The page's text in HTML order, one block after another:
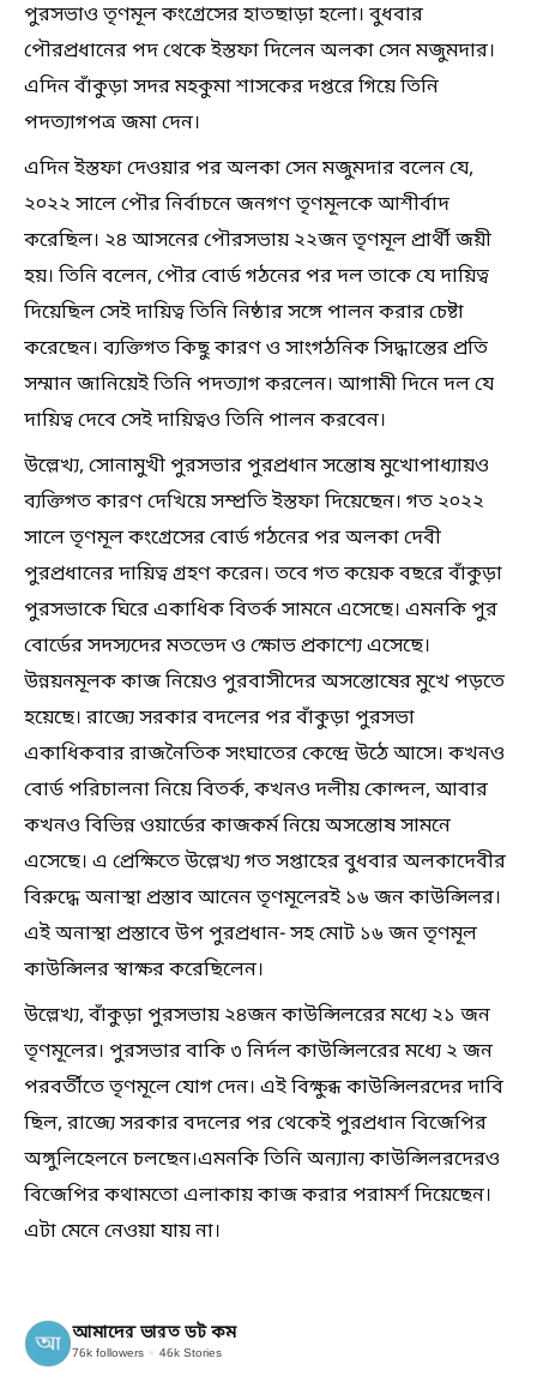
পুরসভাও তৃণমূল কংগ্রেসের হাতছাড়া হলো। বুধবার
পৌরপ্রধানের পদ থেকে ইস্তফা দিলেন অলকা সেন মজুমদার।
এদিন বাঁকুড়া সদর মহকুমা শাসকের দপ্তরে গিয়ে তিনি
পদত্যাগপত্র জমা দেন।
এদিন ইস্তফা দেওয়ার পর অলকা সেন মজুমদার বলেন যে,
২০২২ সালে পৌর নির্বাচনে জনগণ তৃণমূলকে আশীর্বাদ
করেছিল। ২৪ আসনের পৌরসভায় ২২জন তৃণমূল প্রার্থী জয়ী
হয়। তিনি বলেন, পৌর বোর্ড গঠনের পর দল তাকে যে দায়িত্ব
দিয়েছিল সেই দায়িত্ব তিনি নিষ্ঠার সঙ্গে পালন করার চেষ্টা
করেছেন। ব্যক্তিগত কিছু কারণ ও সাংগঠনিক সিদ্ধান্তের প্রতি
সম্মান জানিয়েই তিনি পদত্যাগ করলেন। আগামী দিনে দল যে
দায়িত্ব দেবে সেই দায়িত্বও তিনি পালন করবেন।
উল্লেখ্য, সোনামুখী পুরসভার পুরপ্রধান সন্তোষ মুখোপাধ্যায়ও
ব্যক্তিগত কারণ দেখিয়ে সম্প্রতি ইস্তফা দিয়েছেন। গত ২০২২
সালে তৃণমূল কংগ্রেসের বোর্ড গঠনের পর অলকা দেবী
পুরপ্রধানের দায়িত্ব গ্রহণ করেন। তবে গত কয়েক বছরে বাঁকুড়া
পুরসভাকে ঘিরে একাধিক বিতর্ক সামনে এসেছে। এমনকি পুর
বোর্ডের সদস্যদের মতভেদ ও ক্ষোভ প্রকাশ্যে এসেছে।
উন্নয়নমূলক কাজ নিয়েও পুরবাসীদের অসন্তোষের মুখে পড়তে
হয়েছে। রাজ্যে সরকার বদলের পর বাঁকুড়া পুরসভা
একাধিকবার রাজনৈতিক সংঘাতের কেন্দ্রে উঠে আসে। কখনও
বোর্ড পরিচালনা নিয়ে বিতর্ক, কখনও দলীয় কোন্দল, আবার
কখনও বিভিন্ন ওয়ার্ডের কাজকর্ম নিয়ে অসন্তোষ সামনে
এসেছে। এ প্রেক্ষিতে উল্লেখ্য গত সপ্তাহের বুধবার অলকাদেবীর
বিরুদ্ধে অনাস্থা প্রস্তাব আনেন তৃণমূলেরই ১৬ জন কাউন্সিলর।
এই অনাস্থা প্রস্তাবে উপ পুরপ্রধান- সহ মোট ১৬ জন তৃণমূল
কাউন্সিলর স্বাক্ষর করেছিলেন।
উল্লেখ্য, বাঁকুড়া পুরসভায় ২৪জন কাউন্সিলরের মধ্যে ২১ জন
তৃণমূলের। পুরসভার বাকি ৩ নির্দল কাউন্সিলরের মধ্যে ২ জন
পরবর্তীতে তৃণমূলে যোগ দেন। এই বিক্ষুব্ধ কাউন্সিলরদের দাবি
ছিল, রাজ্যে সরকার বদলের পর থেকেই পুরপ্রধান বিজেপির
অঙ্গুলিহেলনে চলছেন।এমনকি তিনি অন্যান্য কাউন্সিলরদেরও
বিজেপির কথামতো এলাকায় কাজ করার পরামর্শ দিয়েছেন।
এটা মেনে নেওয়া যায় না।
আমাদের ভারত ডট কম
76k followers 46k Stories